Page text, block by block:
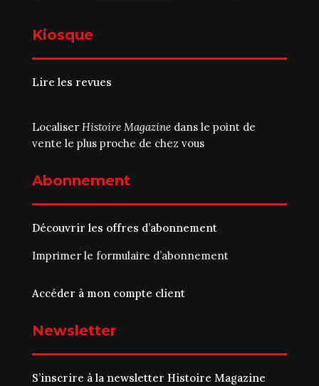
Kiosque
Lire les revues
Localiser Histoire Magazinedans le point de
vente le plus proche de chez vous
Abonnement
Découvrir les offres d’abonnement
Imprimer le formulaire d’abonnement
Accéder à mon compte client
Newsletter
S’inscrire à la newsletter Histoire Magazine